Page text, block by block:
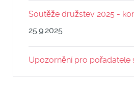
Soutěže družstev 2025 -
25.9.2025
Upozornění pro pořadatele